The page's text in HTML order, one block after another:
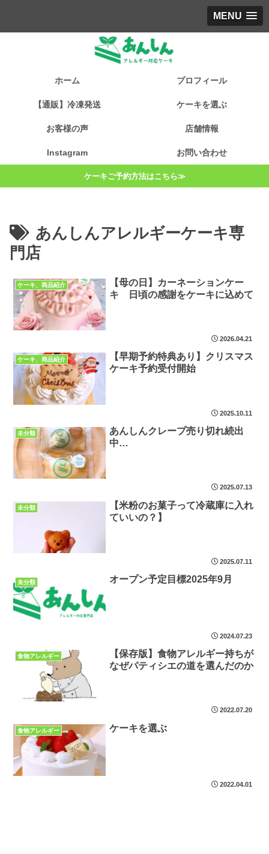
MENU
ホーム プロフィール
【通販】冷凍発送 ケーキを選ぶ
お客様の声 店舗情報
Instagram お問い合わせ
ケーキご予約方法はこちら≫
あんしんアレルギーケーキ専
門店
ケーキ、商品紹介
【母の日】カーネーションケー
キ 日頃の感謝をケーキに込めて
2026.04.21
ケーキ、商品紹介
【早期予約特典あり】クリスマス
ケーキ予約受付開始
2025.10.11
未分類
あんしんクレープ売り切れ続出
中…
2025.07.13
未分類
【米粉のお菓子って冷蔵庫に入れ
ていいの？】
2025.07.11
未分類 オープン予定目標2025年9月
2024.07.23
食物アレルギー
【保存版】食物アレルギー持ちが
なぜパティシエの道を選んだのか
2022.07.20
食物アレルギー ケーキを選ぶ
2022.04.01